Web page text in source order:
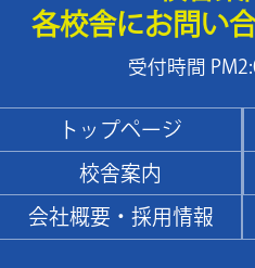
各校舎にお問い
受付時間
トップページ
校舎案内
会社概要・採用情報